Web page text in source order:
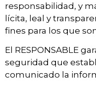
responsabilidad, y
lícita, leal y
fines para los que
El RESPONSABLE
seguridad que
comunicado la